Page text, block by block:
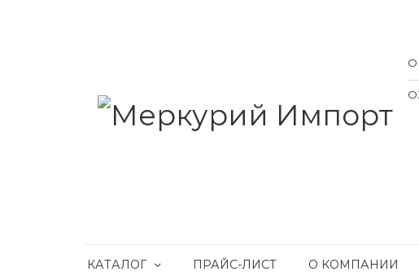
КАТАЛОГ ПРАЙС-ЛИСТ О КОМПАНИИ